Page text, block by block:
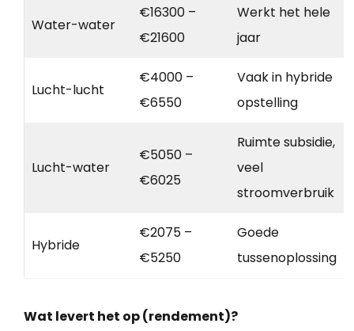
Water-water
€16300 –
€21600
Werkt het hele
jaar
Lucht-lucht
€4000 –
€6550
Vaak in hybride
opstelling
Lucht-water
€5050 –
€6025
Ruimte subsidie,
veel
stroomverbruik
Hybride
€2075 –
€5250
Goede
tussenoplossing
Wat levert het op (rendement)?